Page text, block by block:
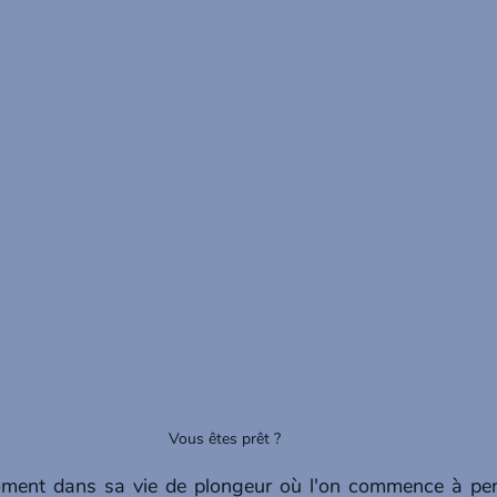
Vous êtes prêt ?
dans sa vie de plongeur où l'on commence à